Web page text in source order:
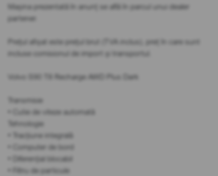
Mașina prezentată în anunț se află în parcul unui dealer
partener.
Prețul afișat este prețul brut (TVA inclus), preț în care sunt
incluse comisionul de import și transportul.
Volvo S90 T8 Recharge AWD Plus Dark
Transmisie
• Cutie de viteze automată
Tehnologie
• Tracțiune integrală
• Computer de bord
• Diferențial blocabil
• Filtru de particule